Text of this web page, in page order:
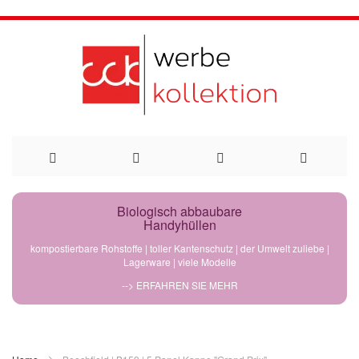
Direkt
Biologisch abbaubare
Handyhüllen
kompostierbare Rohstoffe | toller Kantenschutz | der Umwelt zuliebe |
Lagerware | viele Modelle
--> ERFAHREN SIE MEHR